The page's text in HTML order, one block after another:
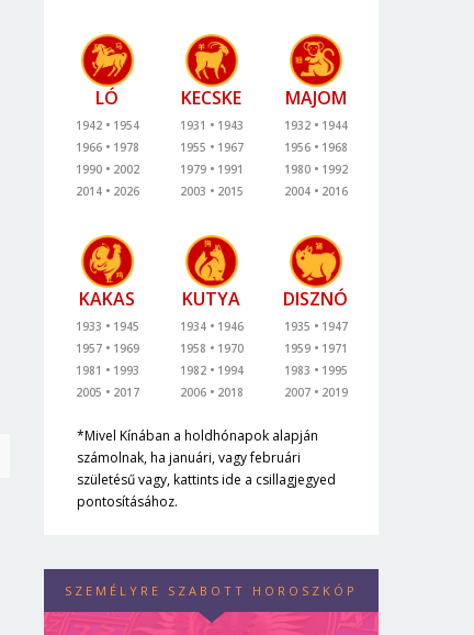
LÓ
1942
1954
1966
1978
1990
2002
2014
2026
KECSKE
1931
1943
1955
1967
1979
1991
2003
2015
MAJOM
1932
1944
1956
1968
1980
1992
2004
2016
KAKAS
1933
1945
1957
1969
1981
1993
2005
2017
KUTYA
1934
1946
1958
1970
1982
1994
2006
2018
DISZNÓ
1935
1947
1959
1971
1983
1995
2007
2019
*Mivel Kínában a holdhónapok alapján
számolnak, ha januári, vagy februári
születésű vagy, kattints ide a csillagjegyed
pontosításához.
SZEMÉLYRE SZABOTT HOROSZKÓP